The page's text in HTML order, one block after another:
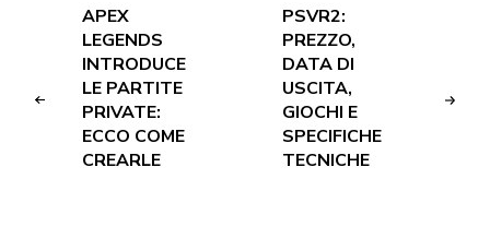
APEX
LEGENDS
INTRODUCE
LE PARTITE
PRIVATE:
ECCO COME
CREARLE
PSVR2:
PREZZO,
DATA DI
USCITA,
GIOCHI E
SPECIFICHE
TECNICHE